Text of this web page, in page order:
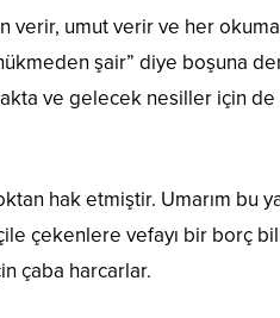
verir, umut verir ve her
şair” diye boşuna
ve gelecek nesiller için de
hak etmiştir. Umarım bu
çekenlere vefayı bir borç
çaba harcarlar.